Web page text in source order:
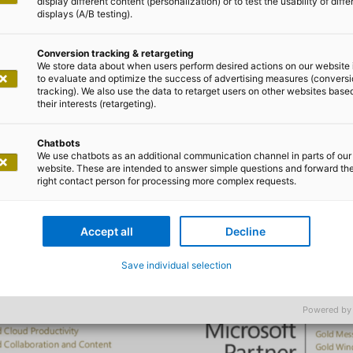
Plattform das Potenzial voll
displays (A/B testing).
Conversion tracking & retargeting
We store data about when users perform desired actions on our website
to evaluate and optimize the success of advertising measures
tracking). We also use the data to retarget users on other websites
their interests (retargeting).
Chatbots
We use chatbots as an additional communication channel in parts of our
website. These are intended to answer simple questions and forward
right contact person for processing more complex requests.
Accept all Decline
Save individual selection
Powered by